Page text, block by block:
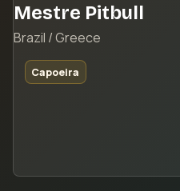
Mestre Pitbull
Brazil / Greece
Capoeira